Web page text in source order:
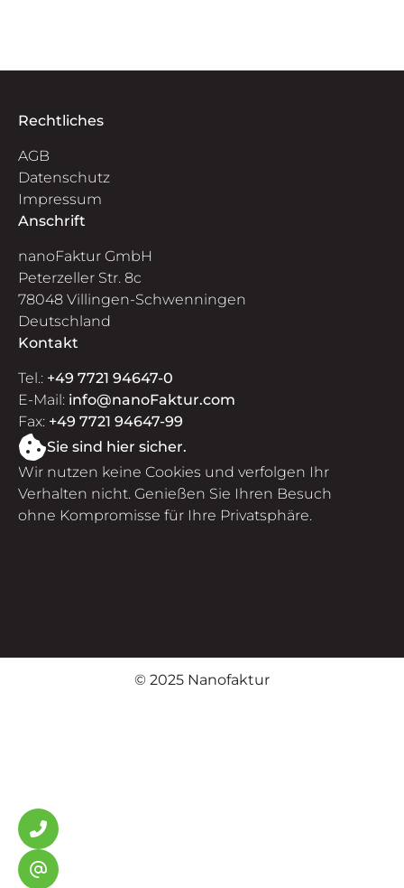
Rechtliches
AGB
Datenschutz
Impressum
Anschrift
nanoFaktur GmbH
Peterzeller Str. 8c
78048 Villingen-Schwenningen
Deutschland
Kontakt
Tel.: +49 7721 94647-0
E-Mail: info@nanoFaktur.com
Fax: +49 7721 94647-99
Sie sind hier sicher.
Wir nutzen keine Cookies und verfolgen Ihr
Verhalten nicht. Genießen Sie Ihren Besuch
ohne Kompromisse für Ihre Privatsphäre.
© 2025 Nanofaktur